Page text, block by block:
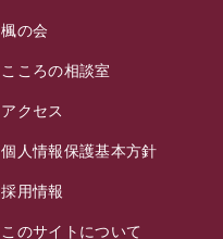
楓の会
こころの相談室
アクセス
個人情報保護基本方針
採用情報
このサイトについて